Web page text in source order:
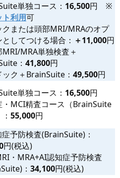
単独コース： 16,500円 ※
利用可
クまたは頭部MRI/MRAのオプ
としてつける場合： ＋11,000円
MRI/MRA単独検査＋
： 41,800円
ック＋BrainSuite： 49,500円
単独コース： 16,500円
・MCI精査コース（BrainSuite
55,000円
予防検査(BrainSuite)：
円(税込)
・MRA+AI認知症予防検査
： 34,100円(税込)